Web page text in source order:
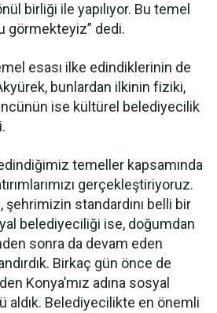
birliği ile yapılıyor. Bu temel
görmekteyiz” dedi.
esası ilke edindiklerinin de
bunlardan ilkinin fiziki,
ise kültürel belediyecilik
temeller kapsamında
gerçekleştiriyoruz.
standardını belli bir
belediyeciliği ise, doğumdan
sonra da devam eden
Birkaç gün önce de
Konya’mız adına sosyal
aldık. Belediyecilikte en önemli